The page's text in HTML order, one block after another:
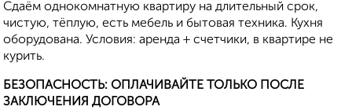
Сдаём однокомнатную квартиру на длительный срок,
чистую, тёплую, есть мебель и бытовая техника. Кухня
оборудована. Условия: аренда + счетчики, в квартире не
курить.
БЕЗОПАСНОСТЬ: ОПЛАЧИВАЙТЕ ТОЛЬКО ПОСЛЕ
ЗАКЛЮЧЕНИЯ ДОГОВОРА